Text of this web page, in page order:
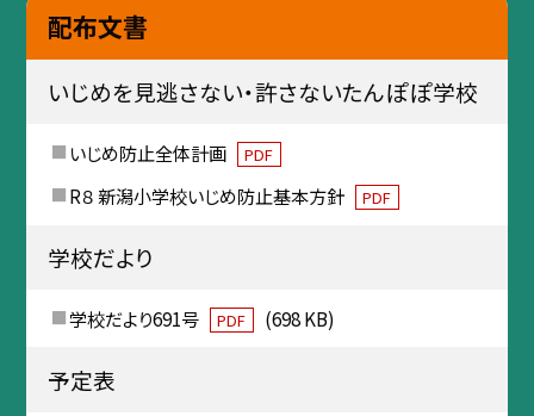
配布文書
いじめを見逃さない・許さないたんぽぽ学校
いじめ防止全体計画 PDF
R８ 新潟小学校いじめ防止基本方針 PDF
学校だより
学校だより691号 PDF (698 KB)
予定表